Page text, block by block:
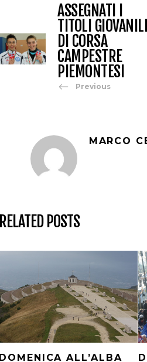
ASSEGNATI I
TITOLI GIOVANILI
DI CORSA
CAMPESTRE
PIEMONTESI
Previous
MARCO
RELATED POSTS
DOMENICA ALL’ALBA